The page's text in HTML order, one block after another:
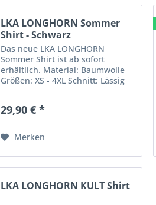
LKA LONGHORN Sommer
Shirt - Schwarz
Das neue LKA LONGHORN
Sommer Shirt ist ab sofort
erhältlich. Material: Baumwolle
Größen: XS - 4XL Schnitt: Lässig
29,90 € *
Merken
LKA LONGHORN KULT Shirt